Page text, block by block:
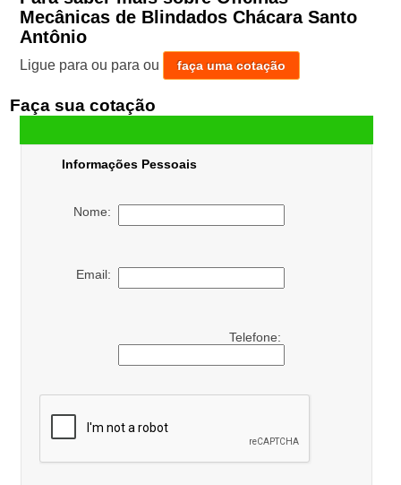
Mecânicas de Blindados Chácara Santo
Antônio
Ligue para ou para ou faça uma cotação
Faça sua cotação
Informações Pessoais
Nome:
Email:
Telefone: